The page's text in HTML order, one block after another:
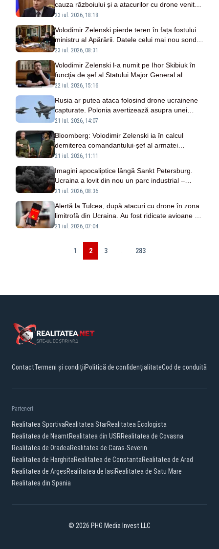
cauza războiului și a atacurilor cu drone venite
din Ucraina
23 iul. 2026, 18:18
Volodimir Zelenski pierde teren în fața fostului
ministru al Apărării. Datele celui mai nou sondaj
din Ucraina
23 iul. 2026, 08:31
Volodimir Zelenski l-a numit pe Ihor Skibiuk în
funcţia de şef al Statului Major General al
Ucrainei. Reacția Kremlinului
22 iul. 2026, 15:16
Rusia ar putea ataca folosind drone ucrainene
capturate. Polonia avertizează asupra unei
operațiuni de diversiune
21 iul. 2026, 14:07
Bloomberg: Volodimir Zelenski ia în calcul
demiterea comandantului-șef al armatei
ucrainene, Oleksandr Sîrski
21 iul. 2026, 11:11
Imagini apocaliptice lângă Sankt Petersburg.
Ucraina a lovit din nou un parc industrial –
VIDEO
21 iul. 2026, 08:36
Alertă la Tulcea, după atacuri cu drone în zona
limitrofă din Ucraina. Au fost ridicate avioane de
luptă
21 iul. 2026, 07:04
1 2 3 283
ContactTermeni și condițiiPolitică de confidențialitateCod de conduită
Parteneri:
Realitatea SportivaRealitatea StarRealitatea Ecologista
Realitatea de NeamtRealitatea din USRRealitatea de Covasna
Realitatea de OradeaRealitatea de Caras-Severin
Realitatea de HarghitaRealitatea de ConstantaRealitatea de Arad
Realitatea de ArgesRealitatea de IasiRealitatea de Satu Mare
Realitatea din Spania
© 2026 PHG Media Invest LLC